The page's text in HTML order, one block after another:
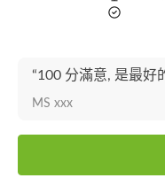
“100 分滿意, 是最好
MS xxx